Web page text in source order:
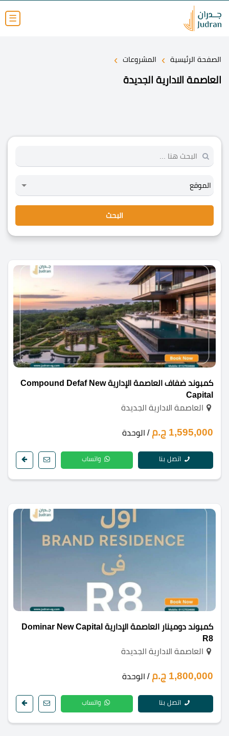
☰
الصفحة الرئيسية › المشروعات ›
العاصمة الادارية الجديدة
البحث
كمبوند ضفاف العاصمة الإدارية Compound Defaf New
Capital
العاصمة الادارية الجديدة
1,595,000 ج.م / الوحدة
اتصل بنا واتساب
كمبوند دومينار العاصمة الإدارية Dominar New Capital
R8
العاصمة الادارية الجديدة
1,800,000 ج.م / الوحدة
اتصل بنا واتساب